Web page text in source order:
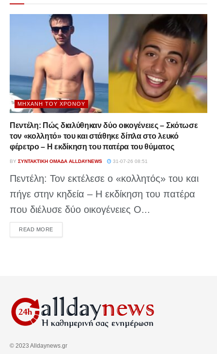
ΜΗΧΑΝΉ ΤΟΥ ΧΡΌΝΟΥ
Πεντέλη: Πώς διαλύθηκαν δύο οικογένειες – Σκότωσε
τον «κολλητό» του και στάθηκε δίπλα στο λευκό
φέρετρο – Η εκδίκηση του πατέρα του θύματος
BY ΣΥΝΤΑΚΤΙΚΉ ΟΜΆΔΑ ALLDAYNEWS 31-07-26 08:51
Πεντέλη: Τον εκτέλεσε ο «κολλητός» του και
πήγε στην κηδεία – Η εκδίκηση του πατέρα
που διέλυσε δύο οικογένειες Ο...
READ MOREDETAILS
© 2023 Alldaynews.gr